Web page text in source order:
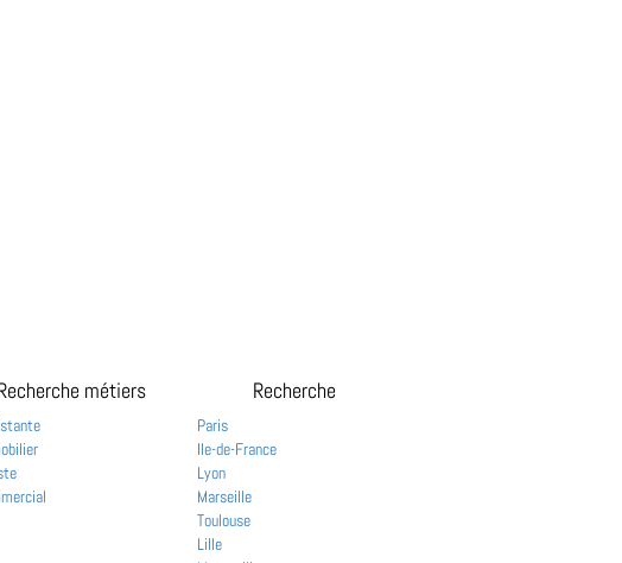
métiers Recherche
Paris
Ile-de-France
Lyon
Marseille
Toulouse
Lille